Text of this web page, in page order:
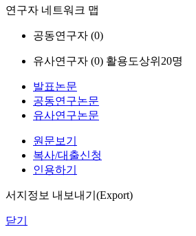
연구자 네트워크 맵
공동연구자 (0)
유사연구자 (0) 활용도상위20명
발표논문
공동연구논문
유사연구논문
원문보기
복사/대출신청
인용하기
서지정보 내보내기(Export)
닫기